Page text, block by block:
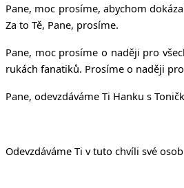
Pane, moc prosíme, abychom
Za to Tě, Pane, prosíme.
Pane, moc prosíme o naději pro
rukách fanatiků. Prosíme o naději
Pane, odevzdáváme Ti Hanku s
Odevzdáváme Ti v tuto chvíli své